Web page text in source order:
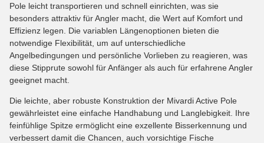
Pole leicht transportieren und schnell einrichten, was sie
besonders attraktiv für Angler macht, die Wert auf Komfort und
Effizienz legen. Die variablen Längenoptionen bieten die
notwendige Flexibilität, um auf unterschiedliche
Angelbedingungen und persönliche Vorlieben zu reagieren, was
diese Stipprute sowohl für Anfänger als auch für erfahrene Angler
geeignet macht.
Die leichte, aber robuste Konstruktion der Mivardi Active Pole
gewährleistet eine einfache Handhabung und Langlebigkeit. Ihre
feinfühlige Spitze ermöglicht eine exzellente Bisserkennung und
verbessert damit die Chancen, auch vorsichtige Fische